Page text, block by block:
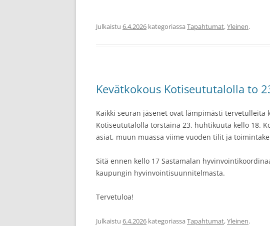
Julkaistu 6.4.2026 kategoriassa Tapahtumat,Yleinen.
Kevätkokous Kotiseututalolla to
Kaikki seuran jäsenet ovat lämpimästi tervetulleita
Kotiseututalolla torstaina 23. huhtikuuta kello 18.
asiat, muun muassa viime vuoden tilit ja
Sitä ennen kello 17 Sastamalan
kaupungin hyvinvointisuunnitelmasta.
Tervetuloa!
Julkaistu 6.4.2026 kategoriassa Tapahtumat,Yleinen.